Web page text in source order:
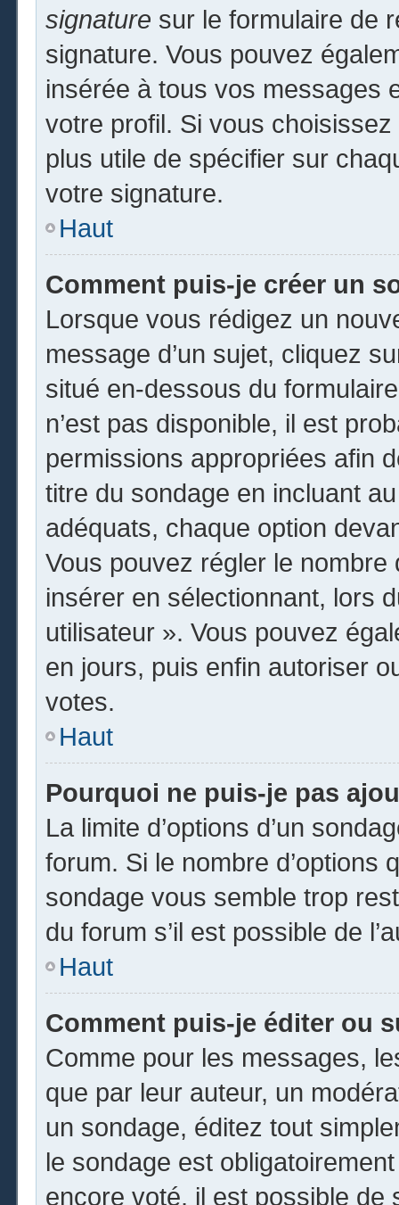
signature sur le formulaire de
signature. Vous pouvez
insérée à tous vos messages
votre profil. Si vous
plus utile de spécifier sur
votre signature.
Haut
Comment puis-je créer un
Lorsque vous rédigez un
message d’un sujet, cliquez
situé en-dessous du
n’est pas disponible, il est
permissions appropriées afin
titre du sondage en incluant
adéquats, chaque option
Vous pouvez régler le nombre
insérer en sélectionnant, lors
utilisateur ». Vous pouvez
en jours, puis enfin autoriser
votes.
Haut
Pourquoi ne puis-je pas
La limite d’options d’un
forum. Si le nombre d’options
sondage vous semble trop
du forum s’il est possible de
Haut
Comment puis-je éditer ou
Comme pour les messages,
que par leur auteur, un
un sondage, éditez tout
le sondage est
encore voté, il est possible de